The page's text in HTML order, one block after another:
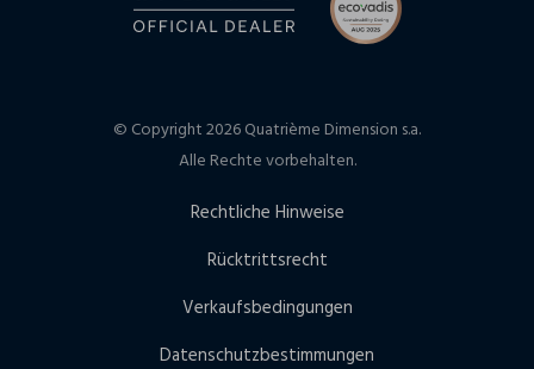
© Copyright 2026 Quatrième Dimension s.a.
Alle Rechte vorbehalten.
Rechtliche Hinweise
Rücktrittsrecht
Verkaufsbedingungen
Datenschutzbestimmungen